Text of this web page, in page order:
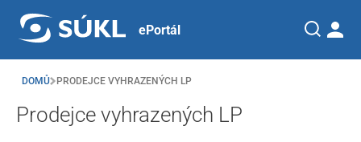
ePortál
DOMŮ PRODEJCE VYHRAZENÝCH LP
Prodejce vyhrazených LP